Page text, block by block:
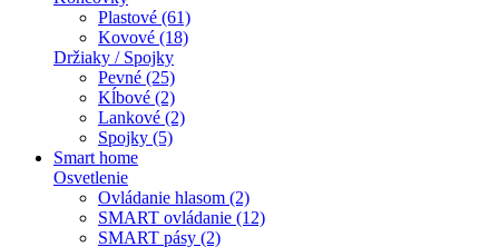
Plastové (61)
Kovové (18)
Držiaky / Spojky
Pevné (25)
Kĺbové (2)
Lankové (2)
Spojky (5)
Smart home
Osvetlenie
Ovládanie hlasom (2)
SMART ovládanie (12)
SMART pásy (2)